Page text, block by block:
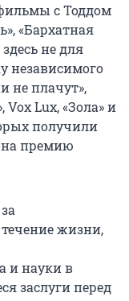
с Тоддом
«Бархатная
не для
независимого
не плачут»,
Vox Lux, «Зола» и
получили
премию
жизни,
и науки в
заслуги перед